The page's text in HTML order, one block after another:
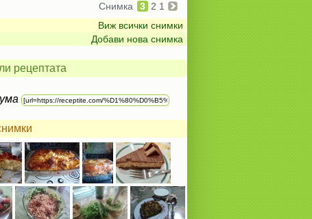
Снимка 3 2 1
Виж всички снимки
Добави нова снимка
рецептата